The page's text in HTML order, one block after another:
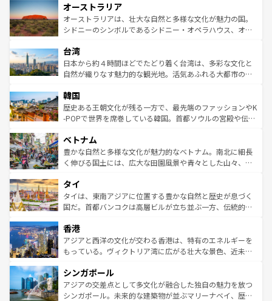
部のニューオーリンズでは、音楽と美食が融合した独特の
文化が魅力。旅行者はアメリカの各地域で異なる魅力を楽
しみながら、その多様性と豊かな歴史を感じることができ
ならではの贅沢な旅のスタイルだ。 なお、新着のアメリカ
情報はコンテンツ一覧を参照してほしい。
ワイ島は見逃せない。また、定番の観光地といえばオアフ
島だが、静かな自然を求めるならマウイ島やカウアイ島が
おすすめ。エメラルドグリーンに輝く海をはじめ、豊かな
れるおもてなしの心で訪れる人々を迎えてくれるハワイの
人々、おいしいローカルフードやハワイアンミュージッ
ク、伝統的なフラダンスなど、すべてがハワイの魅力を彩
ワイを、存分に味わってほしい。 なお、新着のハワイ情報
はコンテンツ一覧を参照してほしい。
オーストラリア
オーストラリアは、壮大な自然と多様な文化が魅力の国。
シドニーのシンボルであるシドニー・オペラハウス、オー
リアリーフや大陸中央部にそびえるウルル（エアーズロッ
ク）、タスマニアの美しい原生林やケアンズの熱帯雨林な
ど、見どころがたくさん。また、カフェやワイン、オージ
いる。アクティビティも充実しており、サーフィンやダイ
ビング、ハイキングなど、アウトドア好きにはたまらな
い。オーストラリアの多彩な魅力を存分に味わいつくそ
参照してほしい。
台湾
日本から約４時間ほどでたどり着く台湾は、多彩な文化と
自然が織りなす魅力的な観光地。活気あふれる大都市の台
ン）、静ひつな山岳地帯である台湾東部など、都市の喧騒
と山間の静けさが共存しており、訪れる人に新しい発見と
驚きをもたらしてくれる。また、奥深い台湾の食文化も魅
容にもいいと評判のスイーツなど、バラエティ豊かな料理
が味わえる。 なお、新着の台湾情報は コンテンツ一覧を参
照してほしい。
韓国
歴史ある王朝文化が残る一方で、最先端のファッションやK
-POPで世界を席巻している韓国。首都ソウルの宮殿や伝統
き、地方に足を延ばせば四季折々の自然美を楽しむことが
できる。そして、キムチや焼肉、絶品のストリートフード
まで、さまざまな韓国料理が待っている。夜には、韓国な
リティに包まれながら、韓国の多彩な魅力を心ゆくまで味
わってみてほしい。 なお、新着の韓国情報はコンテンツ一
覧を参照してほしい。
ベトナム
豊かな自然と多様な文化が魅力的なベトナム。南北に細長
く伸びる国土には、広大な田園風景や青々とした山々、世
急速な発展と共に伝統が息づく。ハノイの古い町並みやホ
ーチミン市のフランス統治時代の建物も、独特の雰囲気を
醸し出している。また、バラエティの豊かさとおいしさで
とつ。フォーやバインミー、ベトナムコーヒーなどは、ぜ
ひ現地で味わいたい。どの地域を訪れてもあたたかい人々
が旅行者を迎えてくれるので、きっと忘れられない旅にな
参照してほしい。
タイ
タイは、東南アジアに位置する豊かな自然と歴史が息づく
国だ。首都バンコクは高層ビルが立ち並ぶ一方、伝統的な
の活気が交差している。北部ではチェンマイなどの山岳地
帯で自然と触れ合い、南部ではプーケットやクラビの美し
いビーチでリゾート気分を楽しむことができる。タイ料理
激する。気候は一年中温暖で、どの季節にも異なる楽しみ
が待っている。親しみやすいタイの人々、仏教を中心とし
た文化、そして多様な観光資源が、訪れる旅人を魅了し続
香港
アジアと西洋の文化が交わる香港は、特有のエネルギーを
もっている。ヴィクトリア湾に広がる壮大な景色、近未来
み、どこを訪れても感動するはず。観光スポットが密集し
ており、効率よく見どころを回れるのも魅力。息をのむよ
うな絶景から文化的な体験まで、香港を存分に楽しみ尽く
シンガポール
アジアの交差点として多文化が融合した独自の魅力を放つ
シンガポール。未来的な建築物が並ぶマリーナベイ、歴史